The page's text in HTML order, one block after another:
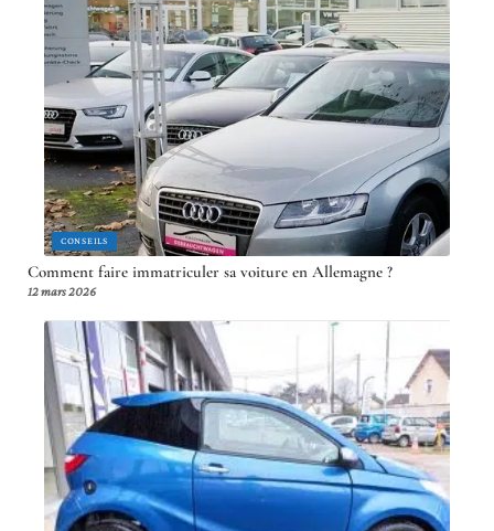
CONSEILS
Comment faire immatriculer sa voiture en Allemagne ?
12 mars 2026